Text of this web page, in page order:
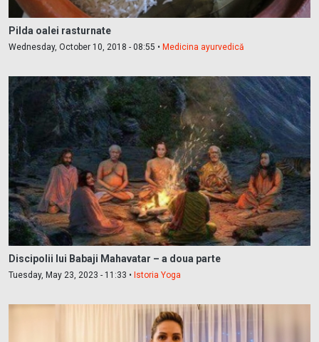
Pilda oalei rasturnate
Wednesday, October 10, 2018 - 08:55 • Medicina ayurvedică
Discipolii lui Babaji Mahavatar – a doua parte
Tuesday, May 23, 2023 - 11:33 • Istoria Yoga